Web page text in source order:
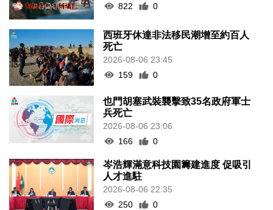
822
0
西班牙休達非法移民潮增至約百人
死亡
2026-08-06 23:45
159
0
也門胡塞武裝襲擊致35名政府軍士
兵死亡
2026-08-06 23:06
166
0
岑浩輝滿意科技園籌建進度 促吸引
人才進駐
2026-08-06 22:35
250
0